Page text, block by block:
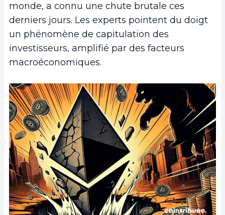
monde, a connu une chute brutale ces
derniers jours. Les experts pointent du doigt
un phénomène de capitulation des
investisseurs, amplifié par des facteurs
macroéconomiques.